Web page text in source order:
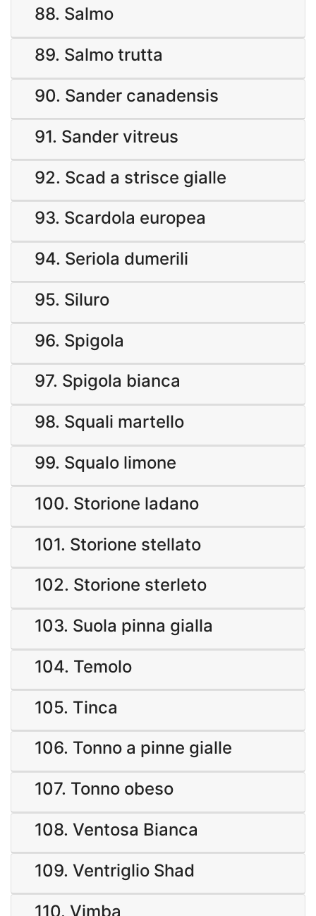
88. Salmo
89. Salmo trutta
90. Sander canadensis
91. Sander vitreus
92. Scad a strisce gialle
93. Scardola europea
94. Seriola dumerili
95. Siluro
96. Spigola
97. Spigola bianca
98. Squali martello
99. Squalo limone
100. Storione ladano
101. Storione stellato
102. Storione sterleto
103. Suola pinna gialla
104. Temolo
105. Tinca
106. Tonno a pinne gialle
107. Tonno obeso
108. Ventosa Bianca
109. Ventriglio Shad
110. Vimba